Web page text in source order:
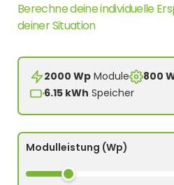
Berechne deine individuelle
deiner Situation
2000 Wp Module 800
6.15 kWh Speicher
Modulleistung (Wp)